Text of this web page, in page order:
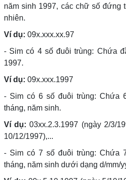
năm sinh 1997, các chữ số đứng
nhiên.
Ví dụ: 09x.xxx.xx.97
- Sim có 4 số đuôi trùng: Chứa
1997.
Ví dụ: 09x.xxx.1997
- Sim có 6 số đuôi trùng: Chứa
tháng, năm sinh.
Ví dụ: 03xx.2.3.1997 (ngày 2/3/
10/12/1997),...
- Sim có 7 số đuôi trùng: Chứa
tháng, năm sinh dưới dạng d/mm/